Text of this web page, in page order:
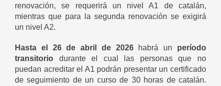
renovación, se requerirá un nivel A1 de catalán,
mientras que para la segunda renovación se exigirá
un nivel A2.
Hasta el 26 de abril de 2026habrá un período
transitorio durante el cual las personas que no
puedan acreditar el A1 podrán presentar un certificado
de seguimiento de un curso de 30 horas de catalán.